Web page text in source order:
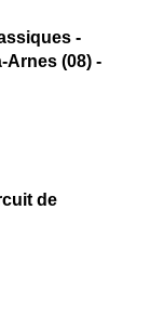
-
Arnes (08) -
de